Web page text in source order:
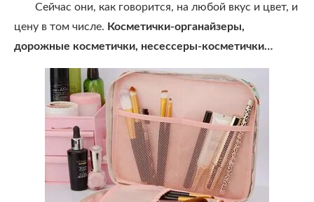
Сейчас они, как говорится, на любой вкус и цвет, и
цену в том числе. Косметички-органайзеры,
дорожные косметички, несессеры-косметички…